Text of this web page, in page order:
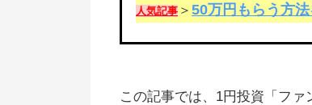
人気記事 ＞ 50万円もらう方
この記事では、1円投資「ファ